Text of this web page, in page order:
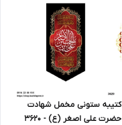
کتیبه ستونی مخمل شهادت
حضرت علی اصغر (ع) - 3620